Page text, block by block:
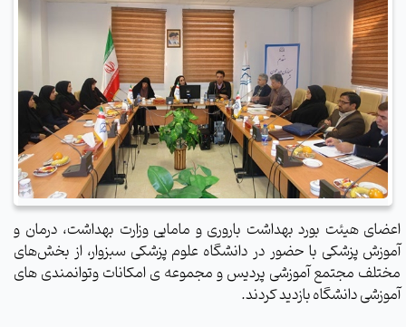
اعضای هیئت بورد بهداشت باروری و مامایی وزارت بهداشت، درمان و
آموزش پزشکی با حضور در دانشگاه علوم پزشکی سبزوار، از بخش‌های
مختلف مجتمع آموزشی پردیس و مجموعه ی امکانات وتوانمندی های
آموزشی دانشگاه بازدید کردند.